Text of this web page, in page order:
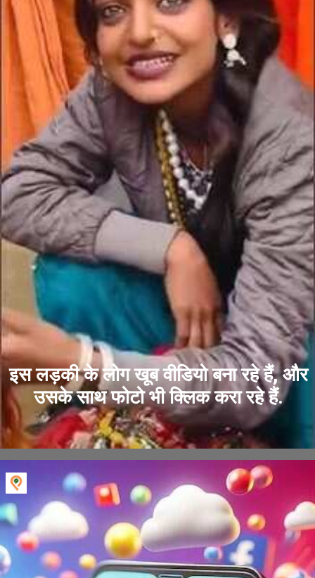
इस लड़की के लोग खूब वीडियो बना रहे हैं, और
उसके साथ फोटो भी क्लिक करा रहे हैं.